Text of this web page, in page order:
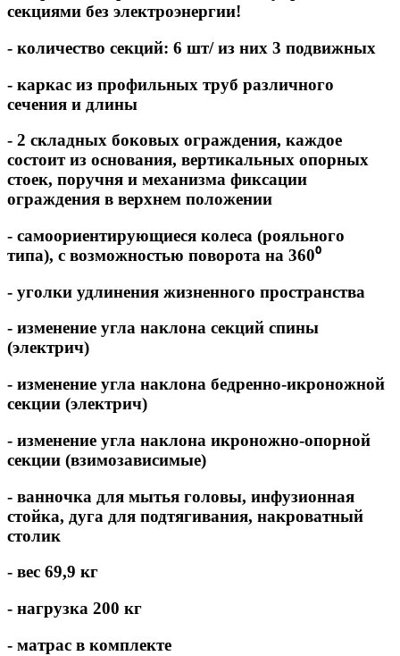
секциями без электроэнергии!
- количество секций: 6 шт/ из них 3 подвижных
- каркас из профильных труб различного
сечения и длины
- 2 складных боковых ограждения, каждое
состоит из основания, вертикальных опорных
стоек, поручня и механизма фиксации
ограждения в верхнем положении
- самоориентирующиеся колеса (рояльного
типа), с возможностью поворота на 360⁰
- уголки удлинения жизненного пространства
- изменение угла наклона секций спины
(электрич)
- изменение угла наклона бедренно-икроножной
секции (электрич)
- изменение угла наклона икроножно-опорной
секции (взимозависимые)
- ванночка для мытья головы, инфузионная
стойка, дуга для подтягивания, накроватный
столик
- вес 69,9 кг
- нагрузка 200 кг
- матрас в комплекте